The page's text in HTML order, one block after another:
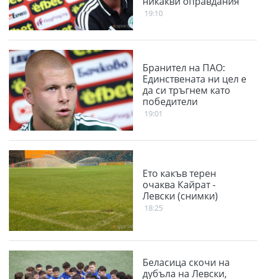
19:10
Бранител на ПАО:
Единствената ни цел е
да си тръгнем като
победители
19:01
Ето какъв терен
очаква Кайрат -
Левски (снимки)
18:25
Беласица скочи на
дубъла на Левски,